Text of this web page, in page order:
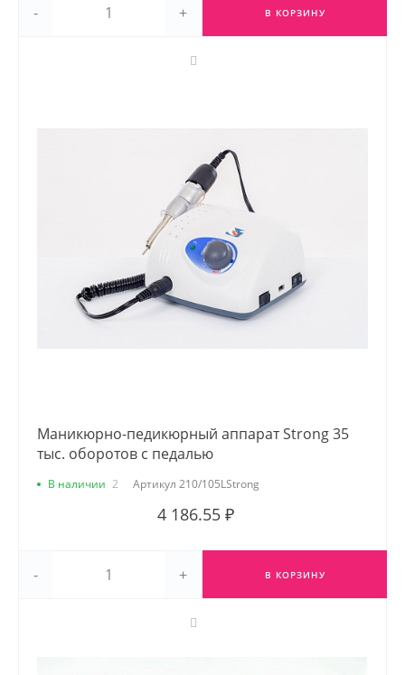
- + В КОРЗИНУ
Маникюрно-педикюрный аппарат Strong 35
тыс. оборотов с педалью
В наличии 2 Артикул 210/105LStrong
4 186.55 ₽
- + В КОРЗИНУ